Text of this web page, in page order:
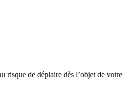
risque de déplaire dès l’objet de votre